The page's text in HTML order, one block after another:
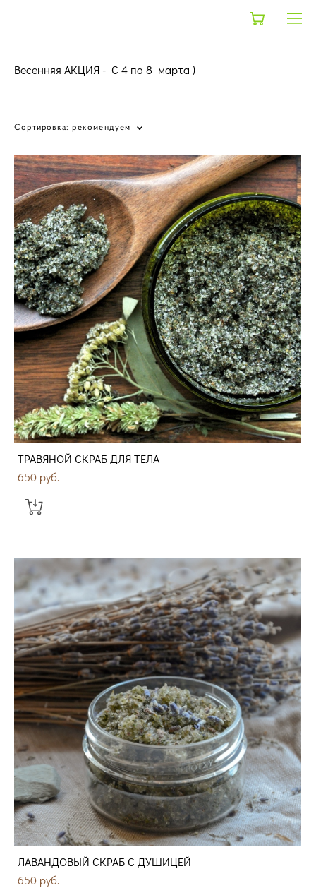
Весенняя АКЦИЯ - С 4 по 8 марта )
Сортировка: рекомендуем
ТРАВЯНОЙ СКРАБ ДЛЯ ТЕЛА
650 pуб.
ЛАВАНДОВЫЙ СКРАБ С ДУШИЦЕЙ
650 pуб.